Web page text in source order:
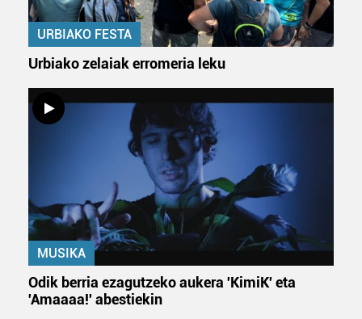
URBIAKO FESTA
Urbiako zelaiak erromeria leku
MUSIKA
Odik berria ezagutzeko aukera 'KimiK' eta
'Amaaaa!' abestiekin